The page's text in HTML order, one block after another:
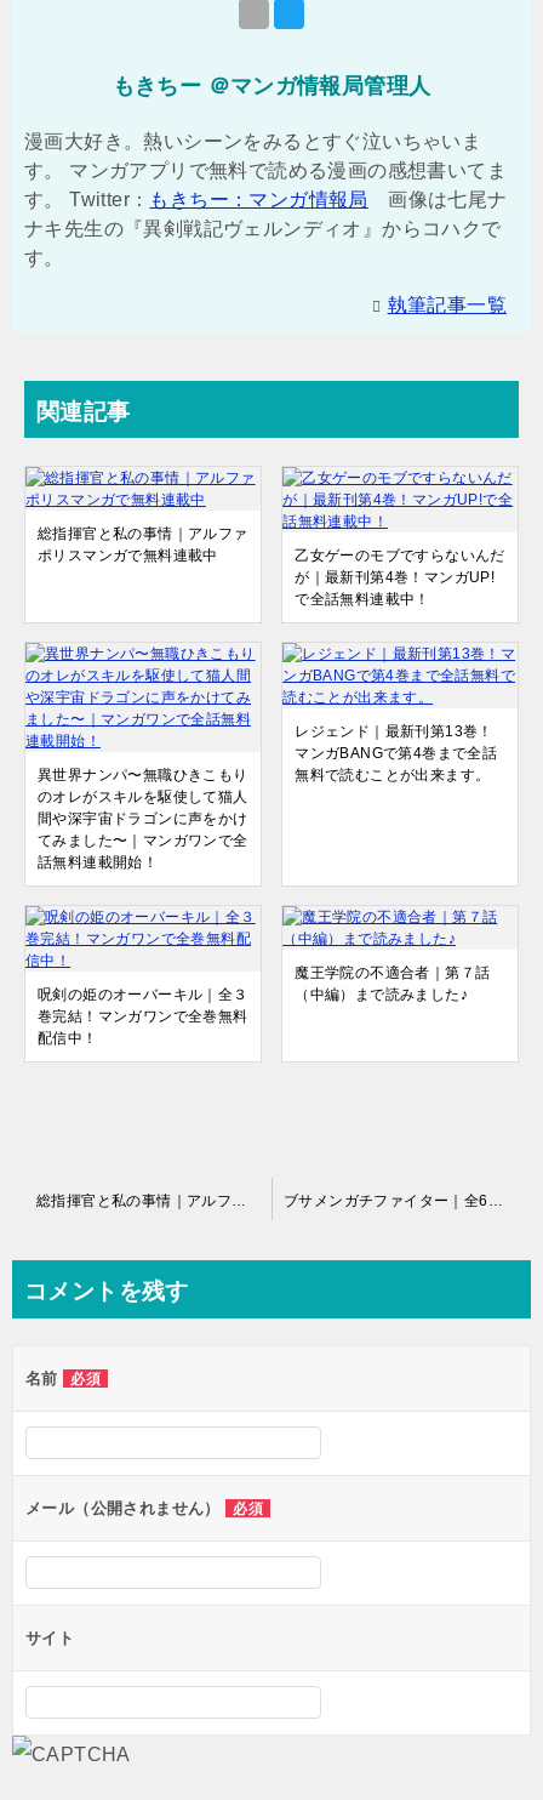
もきちー ＠マンガ情報局管理人
漫画大好き。熱いシーンをみるとすぐ泣いちゃいま
す。 マンガアプリで無料で読める漫画の感想書いてま
す。 Twitter： もきちー：マンガ情報局
画像は七尾ナ
ナキ先生の『異剣戦記ヴェルンディオ』からコハクで
す。
執筆記事一覧
関連記事
総指揮官と私の事情｜アルファ
ポリスマンガで無料連載中
乙女ゲーのモブですらないんだ
が｜最新刊第4巻！マンガUP!
で全話無料連載中！
異世界ナンパ〜無職ひきこもり
のオレがスキルを駆使して猫人
間や深宇宙ドラゴンに声をかけ
てみました〜｜マンガワンで全
話無料連載開始！
レジェンド｜最新刊第13巻！
マンガBANGで第4巻まで全話
無料で読むことが出来ます。
呪剣の姫のオーバーキル｜全３
巻完結！マンガワンで全巻無料
配信中！
魔王学院の不適合者｜第７話
（中編）まで読みました♪
ビ
ー
シ
ョ
ン
コメントを残す
名前 必須
メール（公開されません） 必須
サイト